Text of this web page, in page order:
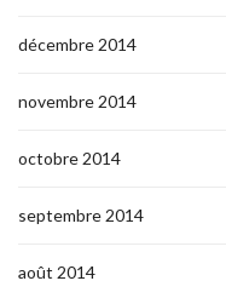
décembre 2014
novembre 2014
octobre 2014
septembre 2014
août 2014